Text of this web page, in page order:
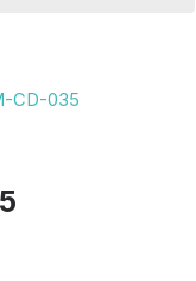
CD-035